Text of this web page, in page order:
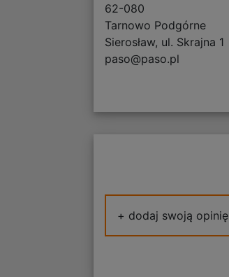
62-080
Tarnowo Podgórne
Sierosław, ul. Skrajna 1
paso@paso.pl
+ dodaj swoją opinię